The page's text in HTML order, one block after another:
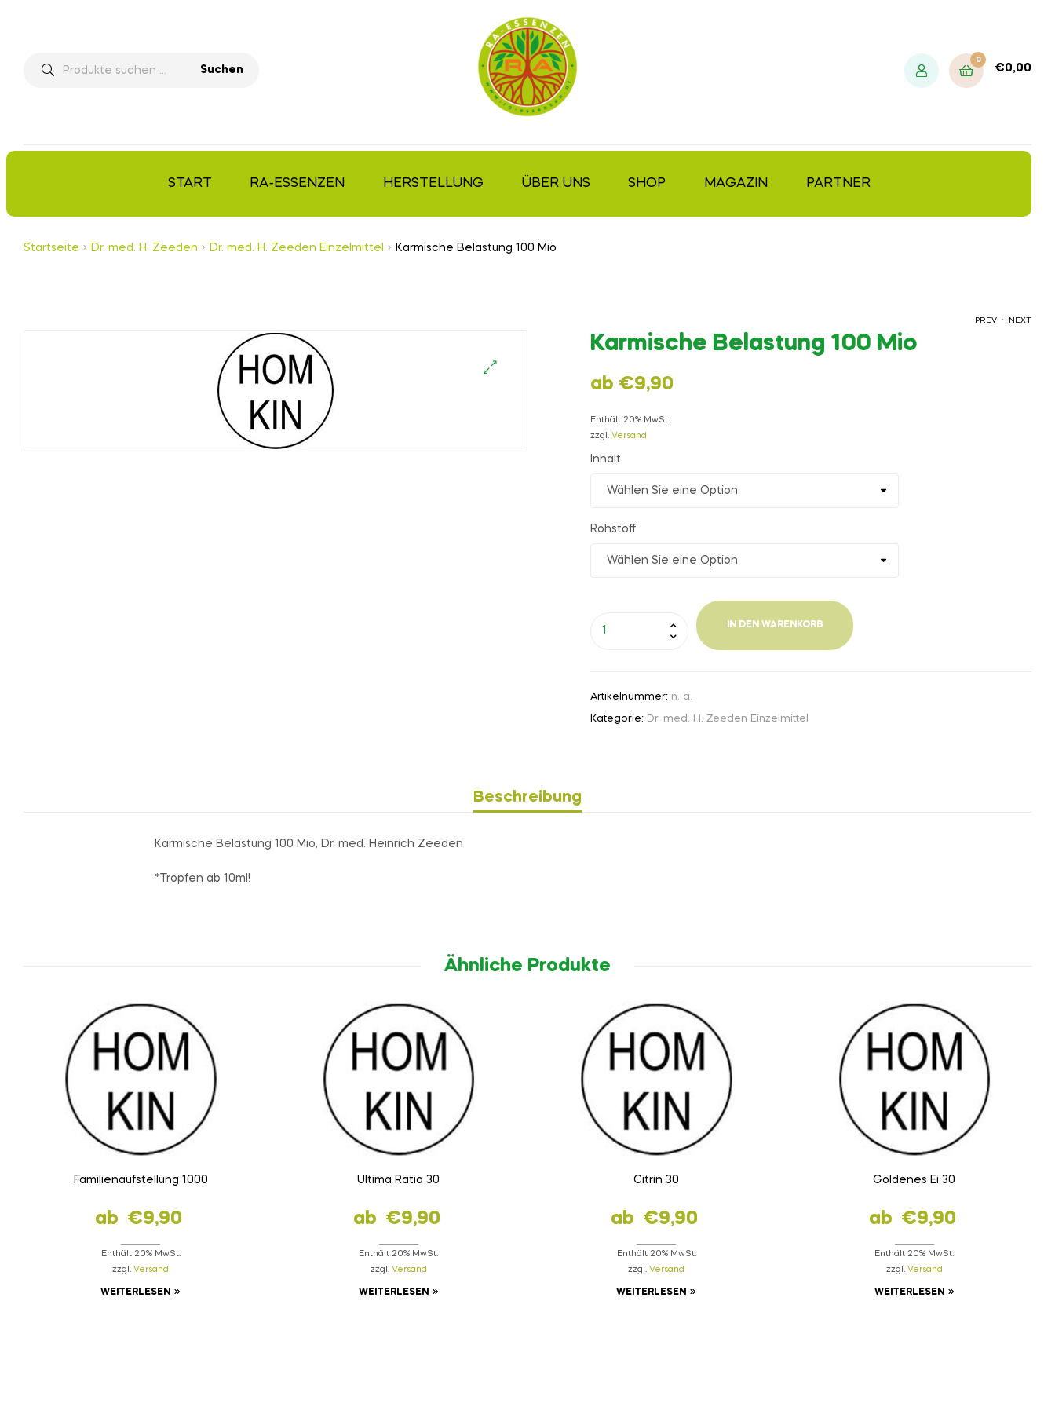
Suchen
0
€0,00
START RA-ESSENZEN HERSTELLUNG ÜBER UNS SHOP MAGAZIN PARTNER
Startseite Dr. med. H. Zeeden Dr. med. H. Zeeden Einzelmittel Karmische Belastung 100 Mio
PREV . NEXT
Karmische Belastung 100 Mio
ab €9,90
Enthält 20% MwSt.
zzgl. Versand
Inhalt
Rohstoff
IN DEN WARENKORB
Artikelnummer: n. a.
Kategorie: Dr. med. H. Zeeden Einzelmittel
Beschreibung
Karmische Belastung 100 Mio, Dr. med. Heinrich Zeeden
*Tropfen ab 10ml!
Ähnliche Produkte
Familienaufstellung 1000
ab €9,90
Enthält 20% MwSt.
zzgl.Versand
WEITERLESEN
Ultima Ratio 30
ab €9,90
Enthält 20% MwSt.
zzgl. Versand
WEITERLESEN
Citrin 30
ab €9,90
Enthält 20% MwSt.
zzgl.Versand
WEITERLESEN
Goldenes Ei 30
ab €9,90
Enthält 20% MwSt.
zzgl. Versand
WEITERLESEN